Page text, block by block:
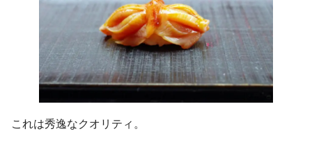
これは秀逸なクオリティ。